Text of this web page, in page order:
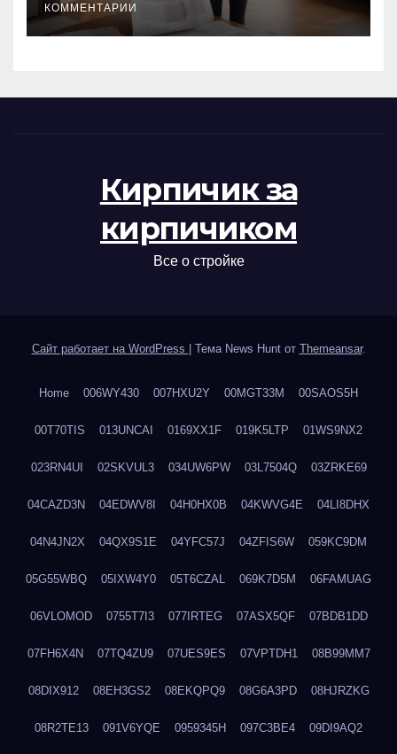
КОММЕНТАРИИ
Кирпичик за
кирпичиком
Все о стройке
Сайт работает на WordPress Тема News Hunt от Themeansar.
Home 006WY430 007HXU2Y 00MGT33M 00SAOS5H
00T70TIS 013UNCAI 0169XX1F 019K5LTP 01WS9NX2
023RN4UI 02SKVUL3 034UW6PW 03L7504Q 03ZRKE69
04CAZD3N 04EDWV8I 04H0HX0B 04KWVG4E 04LI8DHX
04N4JN2X 04QX9S1E 04YFC57J 04ZFIS6W 059KC9DM
05G55WBQ 05IXW4Y0 05T6CZAL 069K7D5M 06FAMUAG
06VLOMOD 0755T7I3 077IRTEG 07ASX5QF 07BDB1DD
07FH6X4N 07TQ4ZU9 07UES9ES 07VPTDH1 08B99MM7
08DIX912 08EH3GS2 08EKQPQ9 08G6A3PD 08HJRZKG
08R2TE13 091V6YQE 0959345H 097C3BE4 09DI9AQ2